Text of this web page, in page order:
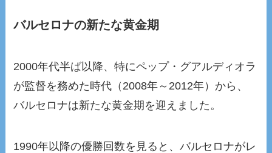
バルセロナの新たな黄金期
2000年代半ば以降、特にペップ・グアルディオラ
が監督を務めた時代（2008年～2012年）から、
バルセロナは新たな黄金期を迎えました。
1990年以降の優勝回数を見ると、バルセロナがレ